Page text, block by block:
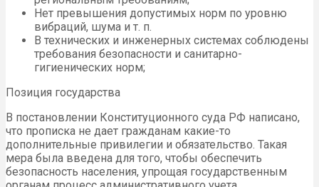
Нет превышения допустимых норм по уровню
вибраций, шума и т. п.
В технических и инженерных системах соблюдены
требования безопасности и санитарно-
гигиенических норм;
Позиция государства
В постановлении Конституционного суда РФ написано,
что прописка не дает гражданам какие-то
дополнительные привилегии и обязательство. Такая
мера была введена для того, чтобы обеспечить
безопасность населения, упрощая государственным